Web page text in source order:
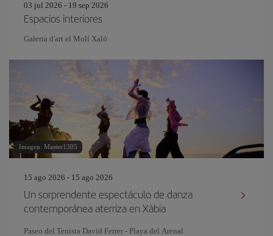
03 jul 2026 - 19 sep 2026
Espacios interiores
Galeria d'art el Molí Xaló
Imagen: Master1305
15 ago 2026 - 15 ago 2026
Un sorprendente espectáculo de danza
contemporánea aterriza en Xàbia
Paseo del Tenista David Ferrer - Playa del Arenal